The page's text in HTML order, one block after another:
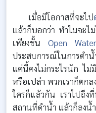
เมื่อมีโอกาสที่จะไป
แล้วก็บอกว่า ทำไมจะไ
เพียงชั้น Open
ประสบการณ์ในการดำน้
แค่นี้คงไม่กระไรนัก ไม่
หรือเปล่า พวกเราก็ตก
ใครก็แล้วกัน เราไปถึง
สถานที่ดำน้ำ แล้วก็ลงน้